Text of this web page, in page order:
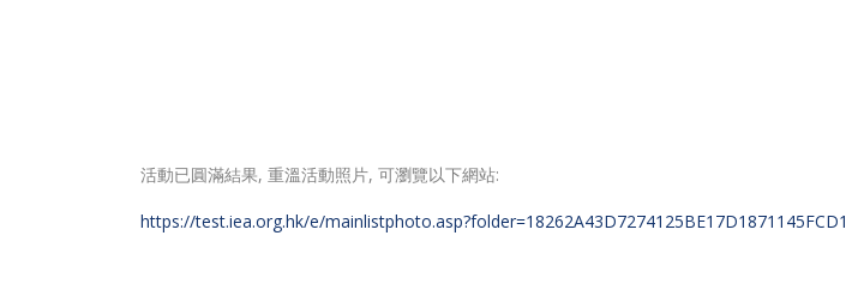
活動已圓滿結果, 重溫活動照片, 可瀏覽以下網站:
https://test.iea.org.hk/e/mainlistphoto.asp?folder=18262A43D7274125BE17D1871145FCD1